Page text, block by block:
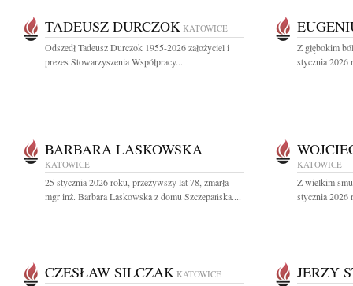
TADEUSZ DURCZOK KATOWICE
Odszedł Tadeusz Durczok 1955-2026 założyciel i
prezes Stowarzyszenia Współpracy...
Z głębokim
stycznia 2026
BARBARA LASKOWSKA
KATOWICE
25 stycznia 2026 roku, przeżywszy lat 78, zmarła
mgr inż. Barbara Laskowska z domu Szczepańska....
KATOWICE
Z wielkim
stycznia 2026
CZESŁAW SILCZAK KATOWICE JERZY